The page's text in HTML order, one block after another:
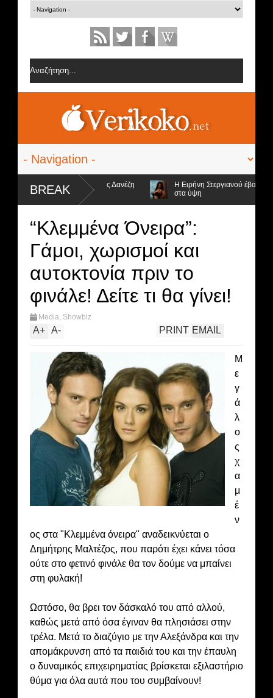
BREAK
από την ομάδα της Σοφίας Δανέζη
Η Ειρήνη Στεργιανού έβαλε τα...
στα ύψη
“Κλεμμένα Όνειρα”:
Γάμοι, χωρισμοί και
αυτοκτονία πριν το
φινάλε! Δείτε τι θα γίνει!
Media, Showbiz
A+ A- EMAIL
PRINT
Μ
ε
γ
ά
λ
ο
ς
χ
α
μ
έ
ν
ος στα "Κλεμμένα όνειρα" αναδεικνύεται ο
Δημήτρης Μαλτέζος, που παρότι έχει κάνει τόσα
ούτε στο φετινό φινάλε θα τον δούμε να μπαίνει
στη φυλακή!
Ωστόσο, θα βρει τον δάσκαλό του από αλλού,
καθώς μετά από όσα έγιναν θα πλησιάσει στην
τρέλα. Μετά το διαζύγιο με την Αλεξάνδρα και την
απομάκρυνση από τα παιδιά του και την έπαυλη
ο δυναμικός επιχειρηματίας βρίσκεται εξιλαστήριο
θύμα για όλα αυτά που του συμβαίνουν!